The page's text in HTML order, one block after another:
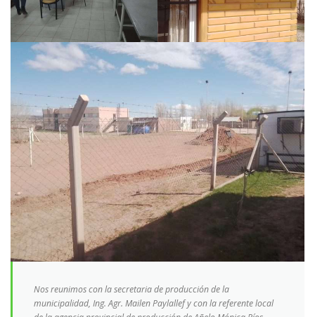
Nos reunimos con la secretaria de producción de la
municipalidad, Ing. Agr. Mailen Paylallef y con la referente local